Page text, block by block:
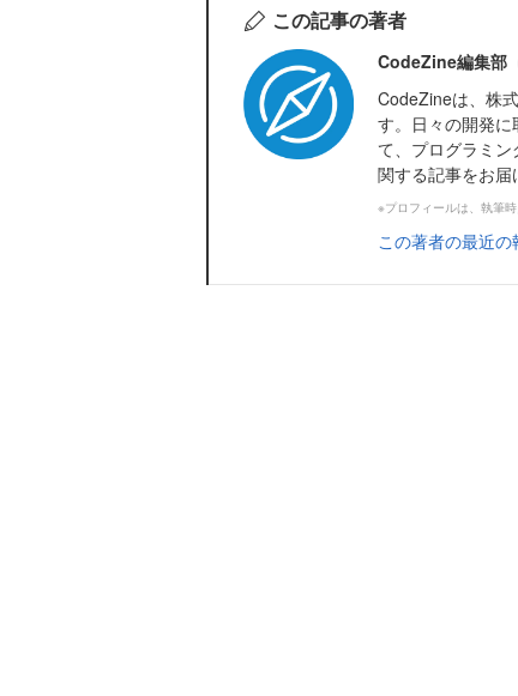
この記事の著者
CodeZine編集部
CodeZineは、株
す。日々の開発
て、プログラミ
関する記事をお届
※プロフィールは、執筆
この著者の最近の